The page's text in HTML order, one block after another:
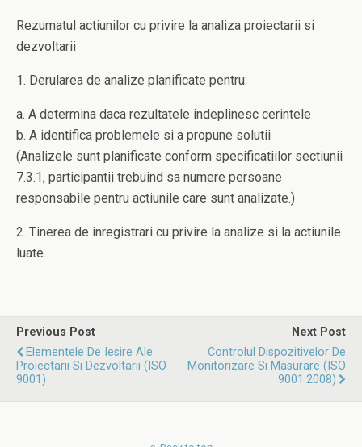
Rezumatul actiunilor cu privire la analiza proiectarii si
dezvoltarii
1. Derularea de analize planificate pentru:
a. A determina daca rezultatele indeplinesc cerintele
b. A identifica problemele si a propune solutii
(Analizele sunt planificate conform specificatiilor sectiunii
7.3.1, participantii trebuind sa numere persoane
responsabile pentru actiunile care sunt analizate.)
2. Tinerea de inregistrari cu privire la analize si la actiunile
luate.
Previous Post
Elementele De Iesire Ale
Proiectarii Si Dezvoltarii (ISO
9001)
Next Post
Controlul Dispozitivelor De
Monitorizare Si Masurare (ISO
9001:2008)